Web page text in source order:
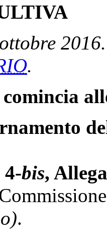
.
bis,
.